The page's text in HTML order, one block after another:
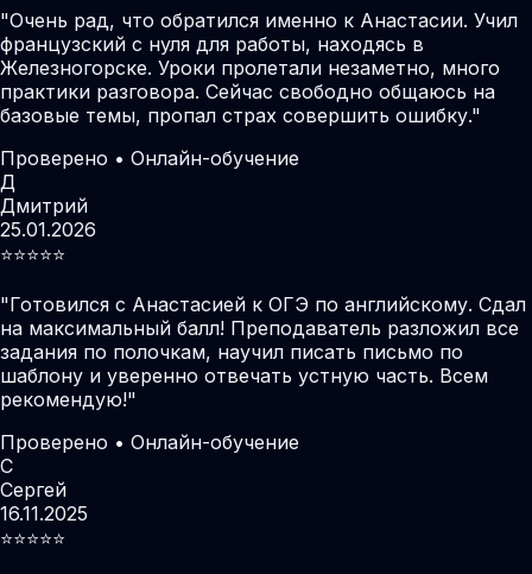
"Очень рад, что обратился именно к Анастасии. Учил
французский с нуля для работы, находясь в
Железногорске. Уроки пролетали незаметно, много
практики разговора. Сейчас свободно общаюсь на
базовые темы, пропал страх совершить ошибку."
Проверено • Онлайн-обучение
Д
Дмитрий
25.01.2026
⭐️⭐️⭐️⭐️⭐️
"Готовился с Анастасией к ОГЭ по английскому. Сдал
на максимальный балл! Преподаватель разложил все
задания по полочкам, научил писать письмо по
шаблону и уверенно отвечать устную часть. Всем
рекомендую!"
Проверено • Онлайн-обучение
С
Сергей
16.11.2025
⭐️⭐️⭐️⭐️⭐️